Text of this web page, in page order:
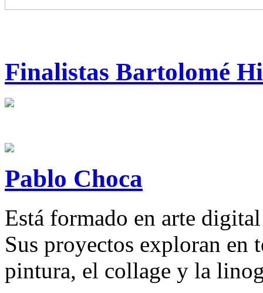
Finalistas Bartolomé
Pablo Choca
Está formado en arte
Sus proyectos exploran en
pintura, el collage y la